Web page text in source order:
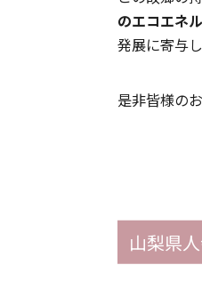
のエコエネ
発展に寄与
是非皆様の
山梨県